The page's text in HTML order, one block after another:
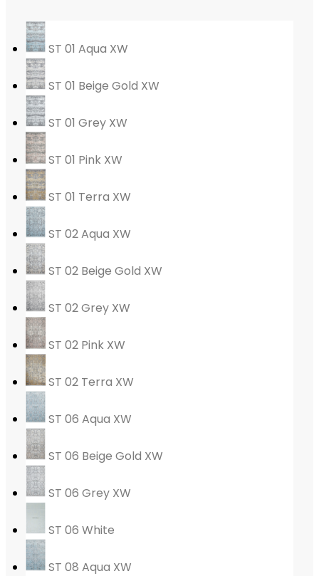
ST 01 Aqua XW
ST 01 Beige Gold XW
ST 01 Grey XW
ST 01 Pink XW
ST 01 Terra XW
ST 02 Aqua XW
ST 02 Beige Gold XW
ST 02 Grey XW
ST 02 Pink XW
ST 02 Terra XW
ST 06 Aqua XW
ST 06 Beige Gold XW
ST 06 Grey XW
ST 06 White
ST 08 Aqua XW